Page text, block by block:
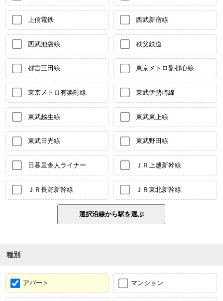
上信電鉄 西武新宿線
西武池袋線 秩父鉄道
都営三田線 東京メトロ副都心線
東京メトロ有楽町線 東武伊勢崎線
東武越生線 東武東上線
東武日光線 東武野田線
日暮里舎人ライナー ＪＲ上越新幹線
ＪＲ長野新幹線 ＪＲ東北新幹線
種別
アパート マンション